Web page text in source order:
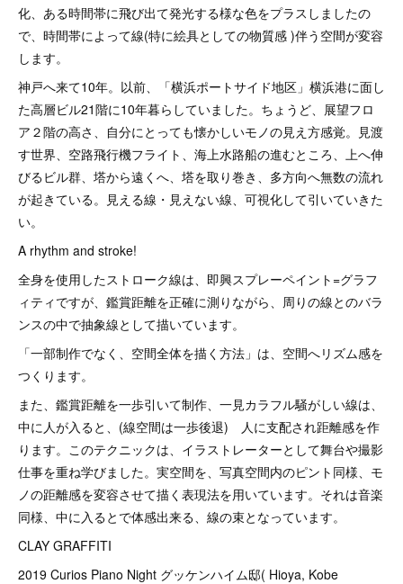
化、ある時間帯に飛び出て発光する様な色をプラスしましたの
で、時間帯によって線(特に絵具としての物質感 )伴う空間が変容
します。
神戸へ来て10年。以前、「横浜ポートサイド地区」横浜港に面し
た高層ビル21階に10年暮らしていました。ちょうど、展望フロ
ア２階の高さ、自分にとっても懐かしいモノの見え方感覚。見渡
す世界、空路飛行機フライト、海上水路船の進むところ、上へ伸
びるビル群、塔から遠くへ、塔を取り巻き、多方向へ無数の流れ
が起きている。見える線・見えない線、可視化して引いていきた
い。
A rhythm and stroke!
全身を使用したストローク線は、即興スプレーペイント=グラフ
ィティですが、鑑賞距離を正確に測りながら、周りの線とのバラ
ンスの中で抽象線として描いています。
「一部制作でなく、空間全体を描く方法」は、空間へリズム感を
つくります。
また、鑑賞距離を一歩引いて制作、一見カラフル騒がしい線は、
中に人が入ると、(線空間は一歩後退) 人に支配され距離感を作
ります。このテクニックは、イラストレーターとして舞台や撮影
仕事を重ね学びました。実空間を、写真空間内のピント同様、モ
ノの距離感を変容させて描く表現法を用いています。それは音楽
同様、中に入るとで体感出来る、線の束となっています。
CLAY GRAFFITI
2019 Curios Piano Night グッケンハイム邸( Hioya, Kobe